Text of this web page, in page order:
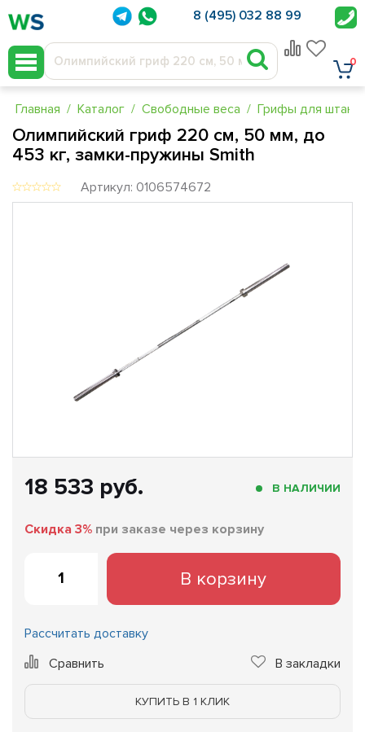
8 (495) 032 88 99
0
Главная Каталог Свободные веса Грифы для штанг
Олимпийский гриф 220 см, 50 мм, до
453 кг, замки-пружины Smith
Артикул: 0106574672
В НАЛИЧИИ
18 533 руб.
Скидка 3% при заказе через корзину
В корзину
Рассчитать доставку
Сравнить
В закладки
КУПИТЬ В 1 КЛИК